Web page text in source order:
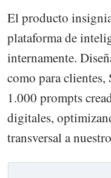
El producto
plataforma de
internamente.
como para
1.000 prompts
digitales,
transversal a